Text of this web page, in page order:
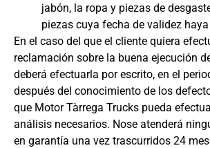
jabón, la ropa y piezas de
piezas cuya fecha de validez
En el caso del que el cliente quiera
reclamación sobre la buena ejecución
deberá efectuarla por escrito, en el
después del conocimiento de los
que Motor Tàrrega Trucks pueda
análisis necesarios. Nose atenderá
en garantía una vez trascurridos 24